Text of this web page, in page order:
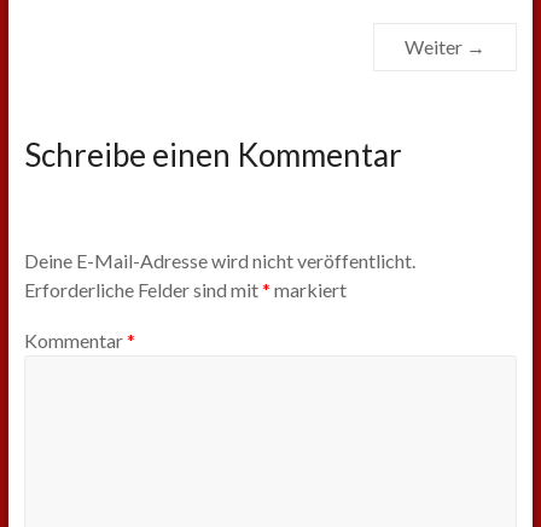
Weiter →
Schreibe einen Kommentar
Deine E-Mail-Adresse wird nicht veröffentlicht.
Erforderliche Felder sind mit* markiert
Kommentar*